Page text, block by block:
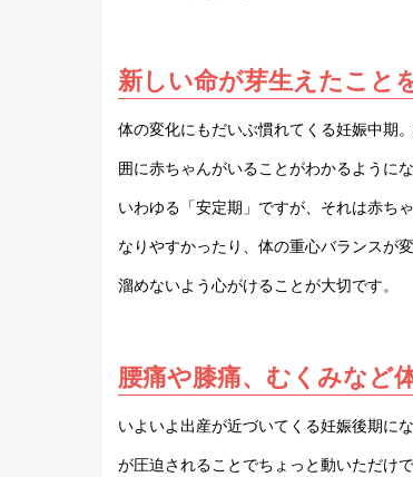
新しい命が芽生えたこと
体の変化にもだいぶ慣れてくる妊娠中期
囲に赤ちゃんがいることがわかるようにな
いわゆる「安定期」ですが、それは赤ち
なりやすかったり、体の重心バランスが
溜めないよう心がけることが大切です。
腰痛や膝痛、むくみなど
いよいよ出産が近づいてくる妊娠後期に
が圧迫されることでちょっと動いただけ